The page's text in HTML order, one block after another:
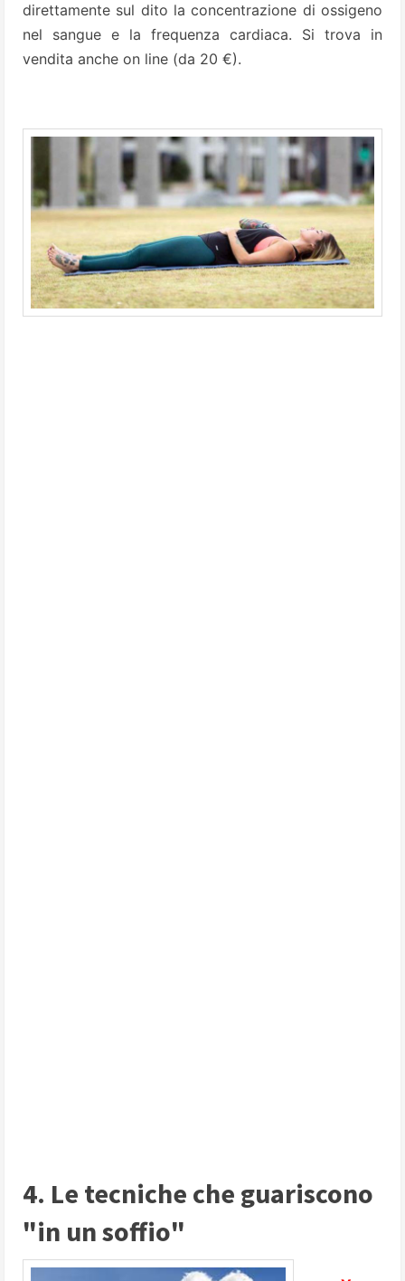
direttamente sul dito la concentrazione di ossigeno
nel sangue e la frequenza cardiaca. Si trova in
vendita anche on line (da 20 €).
4. Le tecniche che guariscono
"in un soffio"